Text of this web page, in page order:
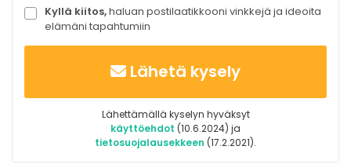
Kyllä kiitos,haluan postilaatikkooni vinkkejä ja ideoita
elämäni tapahtumiin
Lähetä kysely
Lähettämällä kyselyn hyväksyt
käyttöehdot (10.6.2024) ja
tietosuojalausekkeen (17.2.2021).